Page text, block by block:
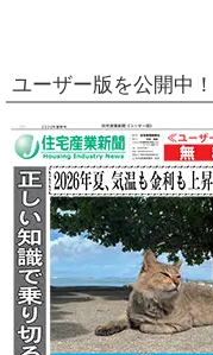
ユーザー版を公開中！